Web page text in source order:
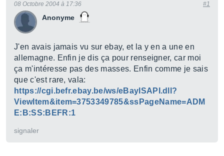
Anonyme
08 Octobre 2004 à 17:36 #1
J'en avais jamais vu sur ebay, et la y en a une en
allemagne. Enfin je dis ça pour renseigner, car moi
ça m'intéresse pas des masses. Enfin comme je sais
que c'est rare, vala:
https://cgi.befr.ebay.be/ws/eBayISAPI.dll?
ViewItem&item=3753349785&ssPageName=ADM
E:B:SS:BEFR:1
signaler